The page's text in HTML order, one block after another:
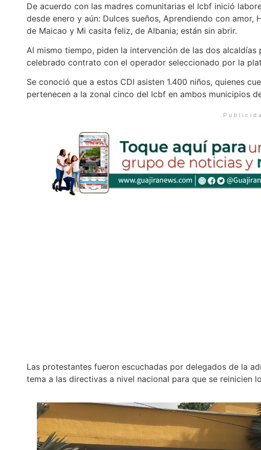
De acuerdo con las madres comunitarias el Icbf inició
desde enero y aún: Dulces sueños, Aprendiendo con amor,
de Maicao y Mi casita feliz, de Albania; están sin abrir.
Al mismo tiempo, piden la intervención de las dos
celebrado contrato con el operador seleccionado por la
Se conoció que a estos CDI asisten 1.400 niños, quienes
pertenecen a la zonal cinco del Icbf en ambos municipios
Las protestantes fueron escuchadas por delegados de la
tema a las directivas a nivel nacional para que se reinicien